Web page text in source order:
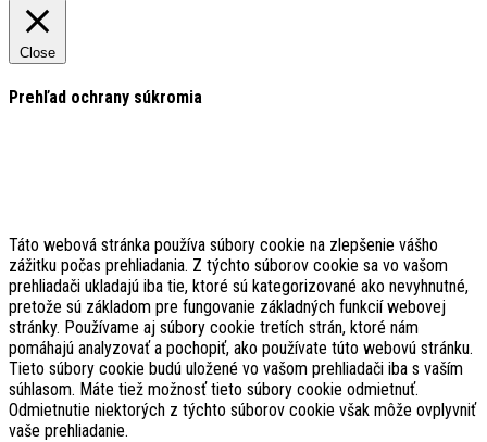
Close
Prehľad ochrany súkromia
Táto webová stránka používa súbory cookie na zlepšenie vášho
zážitku počas prehliadania. Z týchto súborov cookie sa vo vašom
prehliadači ukladajú iba tie, ktoré sú kategorizované ako nevyhnutné,
pretože sú základom pre fungovanie základných funkcií webovej
stránky. Používame aj súbory cookie tretích strán, ktoré nám
pomáhajú analyzovať a pochopiť, ako používate túto webovú stránku.
Tieto súbory cookie budú uložené vo vašom prehliadači iba s vaším
súhlasom. Máte tiež možnosť tieto súbory cookie odmietnuť.
Odmietnutie niektorých z týchto súborov cookie však môže ovplyvniť
vaše prehliadanie.